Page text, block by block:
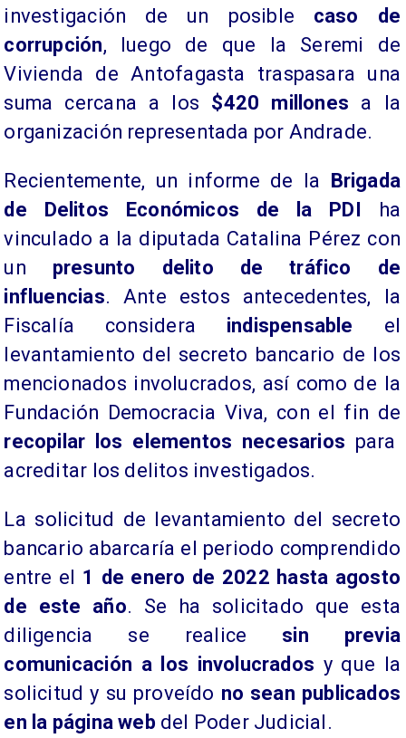
investigación de un posible caso de
corrupción, luego de que la Seremi de
Vivienda de Antofagasta traspasara una
suma cercana a los $420 millones a la
organización representada por Andrade.
Recientemente, un informe de la Brigada
de Delitos Económicos de la PDI ha
vinculado a la diputada Catalina Pérez con
un presunto delito de tráfico de
influencias. Ante estos antecedentes, la
Fiscalía considera indispensable el
levantamiento del secreto bancario de los
mencionados involucrados, así como de la
Fundación Democracia Viva, con el fin de
recopilar los elementos necesarios para
acreditar los delitos investigados.
La solicitud de levantamiento del secreto
bancario abarcaría el periodo comprendido
entre el 1 de enero de 2022 hasta agosto
de este año. Se ha solicitado que esta
diligencia se realice sin previa
comunicación a los involucrados y que la
solicitud y su proveído no sean publicados
en la página web del Poder Judicial.